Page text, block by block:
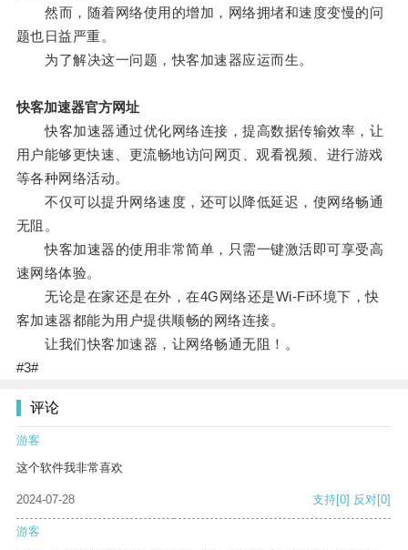
然而，随着网络使用的增加，网络拥堵和速度变慢的问
题也日益严重。
为了解决这一问题，快客加速器应运而生。
快客加速器官方网址
快客加速器通过优化网络连接，提高数据传输效率，让
用户能够更快速、更流畅地访问网页、观看视频、进行游戏
等各种网络活动。
不仅可以提升网络速度，还可以降低延迟，使网络畅通
无阻。
快客加速器的使用非常简单，只需一键激活即可享受高
速网络体验。
无论是在家还是在外，在4G网络还是Wi-Fi环境下，快
客加速器都能为用户提供顺畅的网络连接。
让我们快客加速器，让网络畅通无阻！。
#3#
评论
游客
这个软件我非常喜欢
2024-07-28 支持[0] 反对[0]
游客